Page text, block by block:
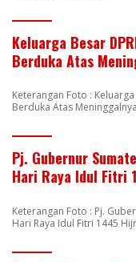
Keluarga Besar
Berduka Atas
Keterangan Foto :
Berduka Atas
Pj. Gubernur
Hari Raya Idul Fitri
Keterangan Foto : Pj.
Hari Raya Idul Fitri 1445